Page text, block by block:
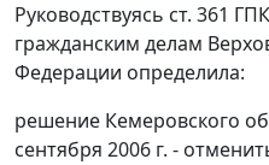
Руководствуясь ст. 361
гражданским делам
Федерации определила:
решение Кемеровского
сентября 2006 г. -